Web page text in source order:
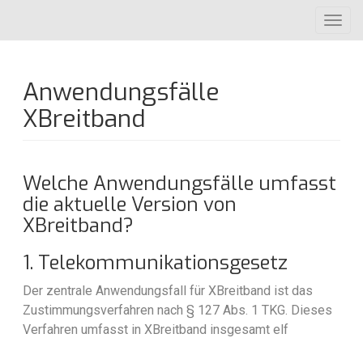
Inhalt
Anwendungsfälle
XBreitband
Welche Anwendungsfälle umfasst
die aktuelle Version von
XBreitband?
1. Telekommunikationsgesetz
Der zentrale Anwendungsfall für XBreitband ist das
Zustimmungsverfahren nach § 127 Abs. 1 TKG. Dieses
Verfahren umfasst in XBreitband insgesamt elf